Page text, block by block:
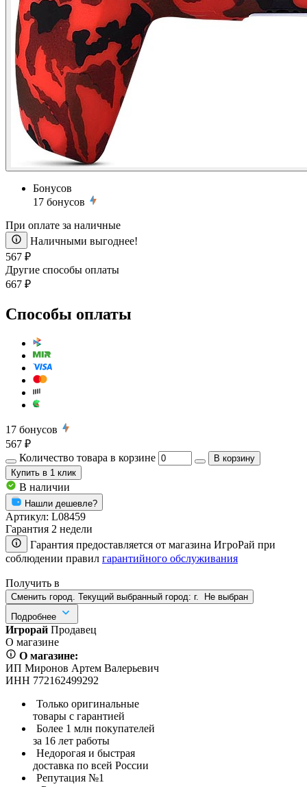
Бонусов
17 бонусов
При оплате за наличные
Наличными выгоднее!
567 ₽
Другие способы оплаты
667 ₽
Способы оплаты
17 бонусов
567 ₽
Количество товара в корзине
В корзину
Купить в 1 клик
В наличии
Нашли дешевле?
Артикул: L08459
Гарантия 2 недели
Гарантия предоставляется от магазина ИгроРай при
соблюдении правил гарантийного обслуживания
Получить в
Сменить город. Текущий выбранный город: г.
Не выбран
Подробнее
Игрорай Продавец
О магазине
О магазине:
ИП Миронов Артем Валерьевич
ИНН 772162499292
Только оригинальные
товары с гарантией
Более 1 млн покупателей
за 16 лет работы
Недорогая и быстрая
доставка по всей России
Репутация №1